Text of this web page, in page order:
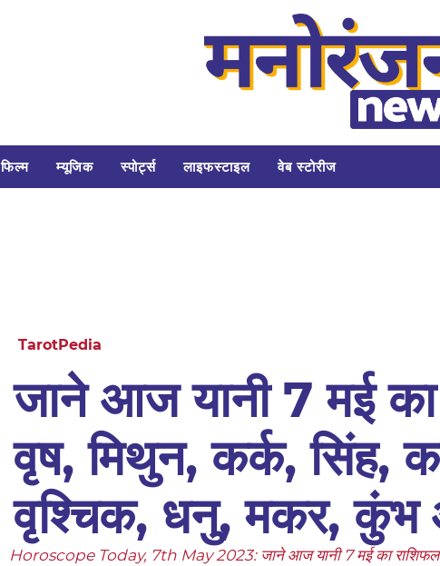
फिल्म म्यूजिक स्पोर्ट्स लाइफस्टाइल वेब स्टोरीज
TarotPedia
जाने आज यानी 7 मई
वृष, मिथुन, कर्क, सिंह,
वृश्चिक, धनु, मकर, कुंभ
Horoscope Today, 7th May 2023: जाने आज यानी 7 मई का राशिफल